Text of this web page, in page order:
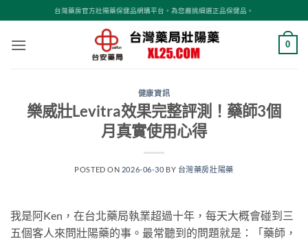
轉
台灣藥房官方壯陽藥保健品網購平台，為您嚴挑細選正品保健品。
0
健康資訊
樂威壯Levitra效果完整評測！藥師3個
月真實使用心得
POSTED ON 2026-06-30 BY 台灣藥房壯陽藥
我是阿Ken，在台北藥局執業超過十年，每天大概會碰到三
五個客人來問壯陽藥的事。最常聽到的問題就是：「藥師，